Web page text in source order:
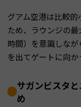
グアム空港は比較
ため、ラウンジの
時間）を意識しな
を出てゲートに向か
サガンビスタ
め